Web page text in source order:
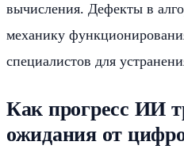
вычисления. Дефекты в
механику
специалистов для
Как прогресс ИИ
ожидания от